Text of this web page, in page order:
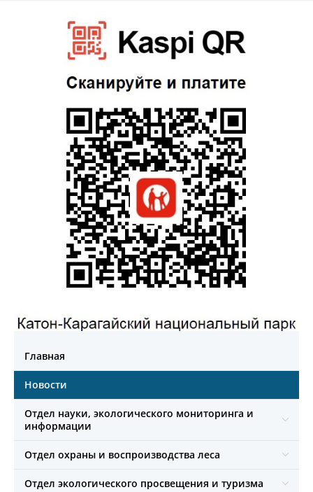
Главная
Новости
Отдел науки, экологического мониторинга и
информации
Отдел охраны и воспроизводства леса
Отдел экологического просвещения и туризма